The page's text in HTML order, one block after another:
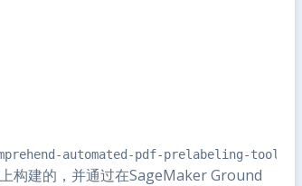
automated-pdf-prelabeling-tool.git
构建的，并通过在SageMaker Ground